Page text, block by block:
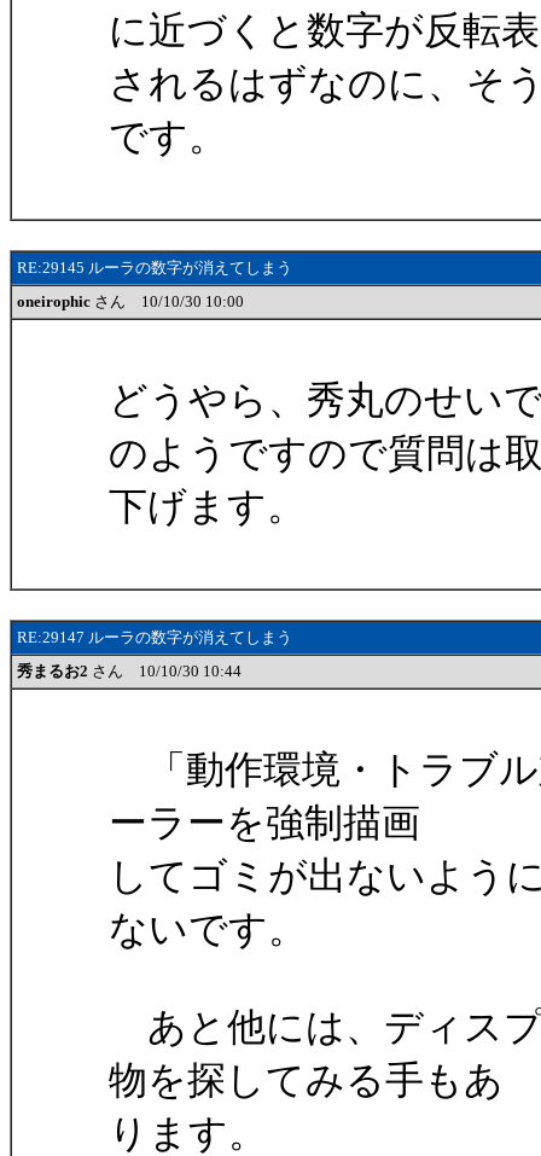
に近づくと数字が反転
されるはずなのに、そ
です。
RE:29145 ルーラの数字が消えてしまう
oneirophic さん 10/10/30 10:00
どうやら、秀丸のせい
のようですので質問は
下げます。
RE:29147 ルーラの数字が消えてしまう
秀まるお2 さん 10/10/30 10:44
「動作環境・トラブ
ーラーを強制描画
してゴミが出ないよう
ないです。
あと他には、ディス
物を探してみる手もあ
ります。